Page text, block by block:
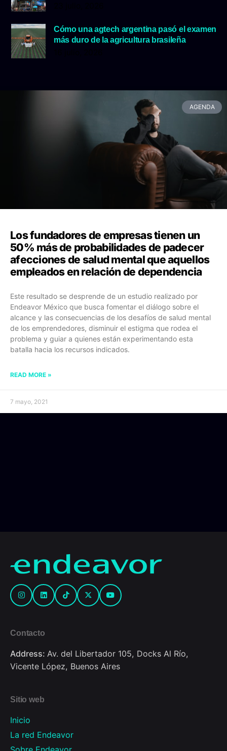
Cómo una agtech argentina pasó el examen
más duro de la agricultura brasileña
AGENDA
Los fundadores de empresas tienen un
50% más de probabilidades de padecer
afecciones de salud mental que aquellos
empleados en relación de dependencia
Este resultado se desprende de un estudio realizado por
Endeavor México que busca fomentar el diálogo sobre el
alcance y las consecuencias de los desafíos de salud mental
de los emprendedores, disminuir el estigma que rodea el
problema y guiar a quienes están experimentando esta
batalla hacia los recursos indicados.
READ MORE »
7 mayo, 2021
Contacto
Address: Av. del Libertador 105, Docks Al Río,
Vicente López, Buenos Aires
Sitio web
Inicio
La red Endeavor